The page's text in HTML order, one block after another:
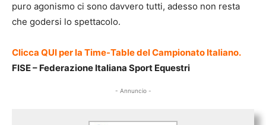
puro agonismo ci sono davvero tutti, adesso non resta
che godersi lo spettacolo.
Clicca QUI per la Time-Table del Campionato Italiano.
FISE – Federazione Italiana Sport Equestri
- Annuncio -